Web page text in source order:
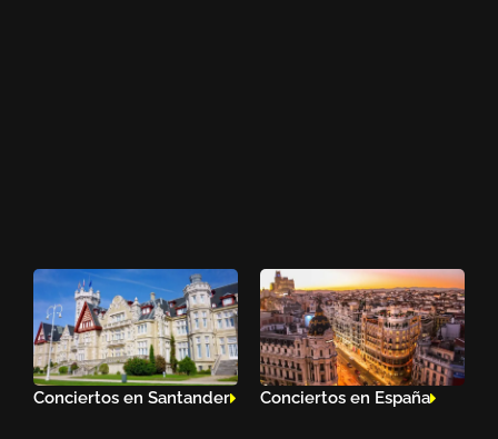
Conciertos en Santander Conciertos en España